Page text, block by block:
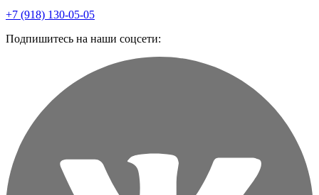
+7 (918) 130-05-05
Подпишитесь на наши соцсети: